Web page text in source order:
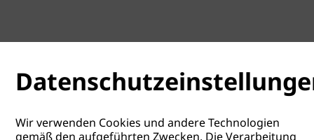
Wir verwenden Cookies und andere Technologien